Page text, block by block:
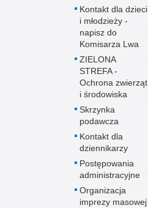
Kontakt dla dzieci
i młodzieży -
napisz do
Komisarza Lwa
ZIELONA
STREFA -
Ochrona zwierząt
i środowiska
Skrzynka
podawcza
Kontakt dla
dziennikarzy
Postępowania
administracyjne
Organizacja
imprezy masowej